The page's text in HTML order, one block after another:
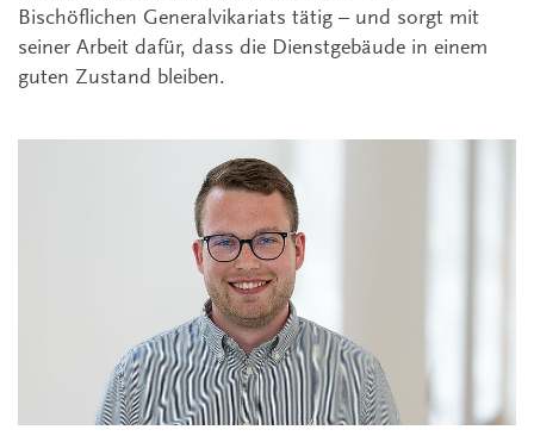
Bischöflichen Generalvikariats tätig – und sorgt mit
seiner Arbeit dafür, dass die Dienstgebäude in einem
guten Zustand bleiben.